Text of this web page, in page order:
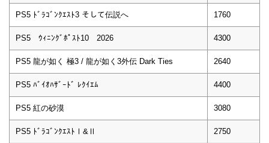
PS5 ﾄﾞﾗｺﾞﾝｸｴｽﾄ3 そして伝説へ 1760
PS5 ｳｨﾆﾝｸﾞﾎﾟｽﾄ10 2026 4300
PS5 龍が如く 極3 / 龍が如く3外伝 Dark Ties 2640
PS5 ﾊﾞｲｵﾊｻﾞｰﾄﾞ ﾚｸｲｴﾑ 4400
PS5 紅の砂漠 3080
PS5 ﾄﾞﾗｺﾞﾝｸｴｽﾄⅠ&Ⅱ 2750